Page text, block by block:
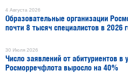
4 Августа 2026
Образовательные организации
почти 8 тысяч специалистов в 2026
30 Июля 2026
Число заявлений от абитуриентов в
Росморречфлота выросло на 40%